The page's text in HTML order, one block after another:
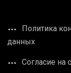
Политика
данных
Согласие на